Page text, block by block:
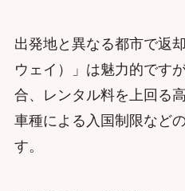
出発地と異なる都市で返
ウェイ）」は魅力的です
合、レンタル料を上回る
車種による入国制限など
す。